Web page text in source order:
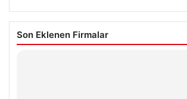
Son Eklenen Firmalar